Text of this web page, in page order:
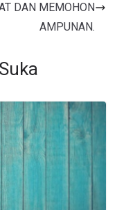
DAN MEMOHON
AMPUNAN.